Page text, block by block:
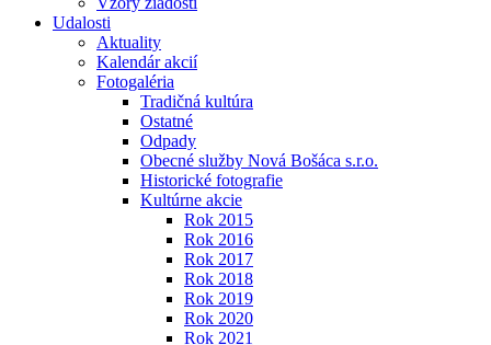
Udalosti
Aktuality
Kalendár akcií
Fotogaléria
Tradičná kultúra
Ostatné
Odpady
Obecné služby Nová Bošáca s.r.o.
Historické fotografie
Kultúrne akcie
Rok 2015
Rok 2016
Rok 2017
Rok 2018
Rok 2019
Rok 2020
Rok 2021